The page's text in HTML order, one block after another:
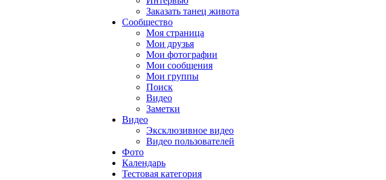
Заказать танец живота
Сообщество
Моя страница
Мои друзья
Мои фотографии
Мои сообщения
Мои группы
Поиск
Видео
Заметки
Видео
Эксклюзивное видео
Видео пользователей
Фото
Календарь
Тестовая категория